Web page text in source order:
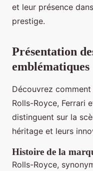
et leur présence
prestige.
Présentation
emblématiques
Découvrez comment
Rolls-Royce, Ferrari
distinguent sur la
héritage et leurs
Histoire de la
Rolls-Royce,